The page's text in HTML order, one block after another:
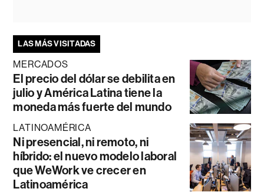
LAS MÁS VISITADAS
MERCADOS
El precio del dólar se debilita en
julio y América Latina tiene la
moneda más fuerte del mundo
LATINOAMÉRICA
Ni presencial, ni remoto, ni
híbrido: el nuevo modelo laboral
que WeWork ve crecer en
Latinoamérica